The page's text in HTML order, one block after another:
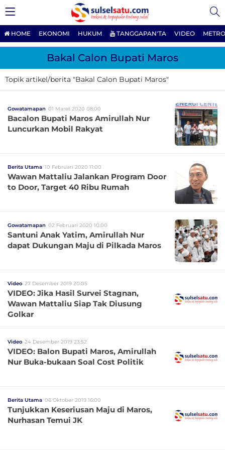
HOME EKONOMI HUKUM TANGGAPAN'TA VIDEO
Bakal Calon Bupati Maros
Topik artikel/berita "Bakal Calon Bupati Maros"
Gowatamapan 01 Maret 2020 08:00
Bacalon Bupati Maros Amirullah Nur
Luncurkan Mobil Rakyat
Berita Utama 10 Februari 2020 11:00
Wawan Mattaliu Jalankan Program Door
to Door, Target 40 Ribu Rumah
Gowatamapan 02 Februari 2020 10:00
Santuni Anak Yatim, Amirullah Nur
dapat Dukungan Maju di Pilkada Maros
Video 27 Desember 2019 20:05
VIDEO: Jika Hasil Survei Stagnan,
Wawan Mattaliu Siap Tak Diusung
Golkar
Video 24 Desember 2019 23:52
VIDEO: Balon Bupati Maros, Amirullah
Nur Buka-bukaan Soal Cost Politik
Berita Utama 06 Oktober 2019 16:00
Tunjukkan Keseriusan Maju di Maros,
Nurhasan Temui JK